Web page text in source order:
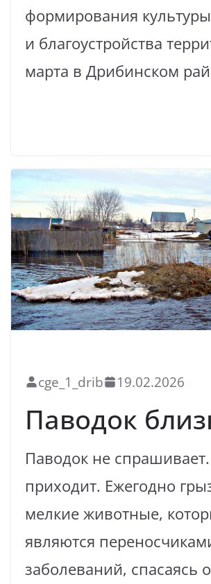
формирования
и благоустройства
марта в Дрибинском
cge_1_drib 19.02.2026
Паводок
Паводок не
приходит. Ежегодно
мелкие животные,
являются
заболеваний, спасаясь